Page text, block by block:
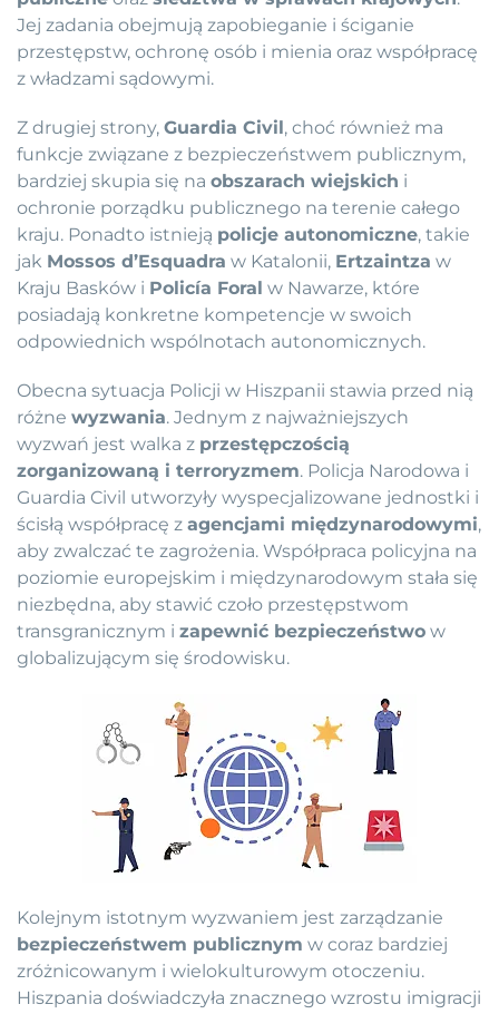
Jej zadania obejmują zapobieganie i ściganie
przestępstw, ochronę osób i mienia oraz współpracę
z władzami sądowymi.
Z drugiej strony, Guardia Civil , choć również ma
funkcje związane z bezpieczeństwem publicznym,
bardziej skupia się na obszarach wiejskich i
ochronie porządku publicznego na terenie całego
kraju. Ponadto istnieją policje autonomiczne, takie
jak Mossos d’Esquadra w Katalonii, Ertzaintza w
Kraju Basków i Policía Foral w Nawarze, które
posiadają konkretne kompetencje w swoich
odpowiednich wspólnotach autonomicznych.
Obecna sytuacja Policji w Hiszpanii stawia przed nią
różne wyzwania. Jednym z najważniejszych
wyzwań jest walka z przestępczością
zorganizowaną i terroryzmem. Policja Narodowa i
Guardia Civil utworzyły wyspecjalizowane jednostki i
ścisłą współpracę z agencjami międzynarodowymi,
aby zwalczać te zagrożenia. Współpraca policyjna na
poziomie europejskim i międzynarodowym stała się
niezbędna, aby stawić czoło przestępstwom
transgranicznym i zapewnić bezpieczeństwo w
globalizującym się środowisku.
Kolejnym istotnym wyzwaniem jest zarządzanie
bezpieczeństwem publicznym w coraz bardziej
zróżnicowanym i wielokulturowym otoczeniu.
Hiszpania doświadczyła znacznego wzrostu imigracji